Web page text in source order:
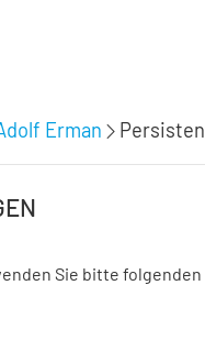
Erman
Sie bitte folgenden